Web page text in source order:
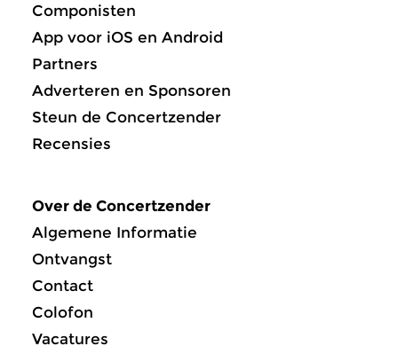
Componisten
App voor iOS en Android
Partners
Adverteren en Sponsoren
Steun de Concertzender
Recensies
Over de Concertzender
Algemene Informatie
Ontvangst
Contact
Colofon
Vacatures